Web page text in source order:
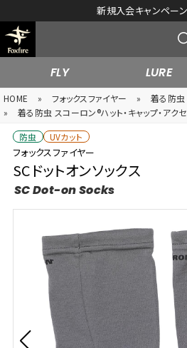
新規入会キャンペー
FLY LURE
HOME » フォックスファイヤー »
着る防
»
着る防虫 スコーロン®ハット・キャップ・アク
防虫
UVカット
フォックスファイヤー
SCドットオンソックス
SC Dot-on Socks